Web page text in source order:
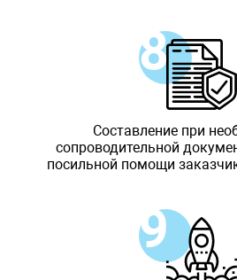
Составление при
сопроводительной
посильной помощи